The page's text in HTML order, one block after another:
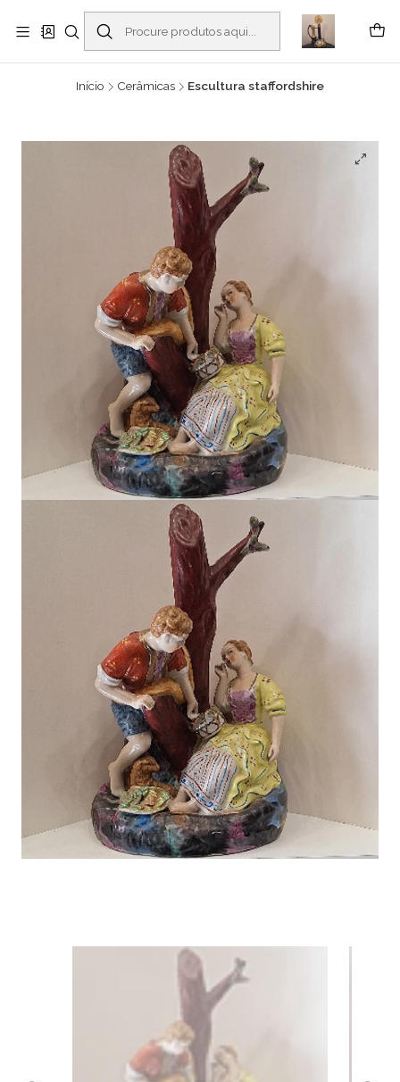
Buscantiguidades - Leilões. Colecionismo e antiguidades em Viana do
Castelo -
Ler mais
Início Cerâmicas Escultura staffordshire